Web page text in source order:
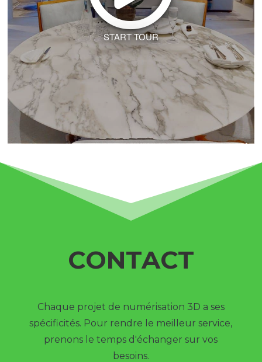
START TOUR
CONTACT
Chaque projet de numérisation 3D a ses
spécificités. Pour rendre le meilleur service,
prenons le temps d'échanger sur vos
besoins.